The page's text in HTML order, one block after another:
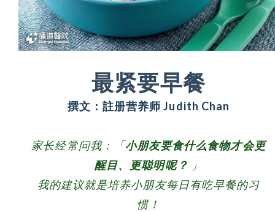
最紧要早餐
撰文：註册营养师 Judith Chan
家长经常问我：「小朋友要食什么食物才会更
醒目、更聪明呢？ 」
我的建议就是培养小朋友每日有吃早餐的习
惯！